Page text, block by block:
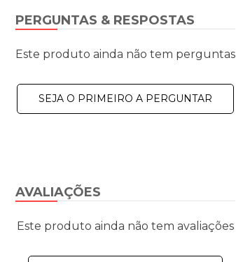
AVALIAÇÕES
Este produto ainda não tem avaliações
PERGUNTAS & RESPOSTAS
Este produto ainda não tem perguntas
SEJA O PRIMEIRO A PERGUNTAR